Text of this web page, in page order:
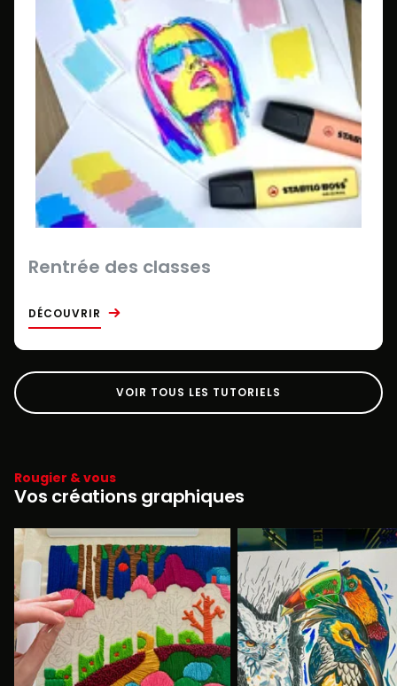
Rentrée des classes
DÉCOUVRIR
VOIR TOUS LES TUTORIELS
Rougier & vous
Vos créations graphiques